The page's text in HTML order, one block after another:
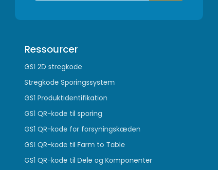
Ressourcer
GS1 2D stregkode
Stregkode Sporingssystem
GS1 Produktidentifikation
GS1 QR-kode til sporing
GS1 QR-kode for forsyningskæden
GS1 QR-kode til Farm to Table
GS1 QR-kode til Dele og Komponenter